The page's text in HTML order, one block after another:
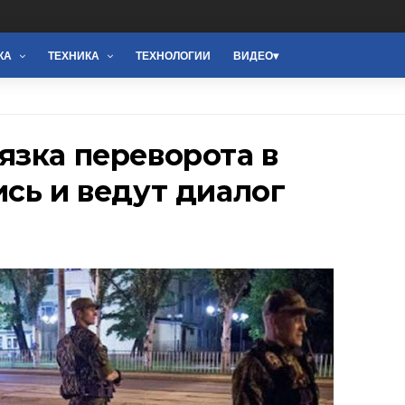
ТЕХНИКА ТЕХНОЛОГИИ ВИДЕО
переворота в
и ведут диалог